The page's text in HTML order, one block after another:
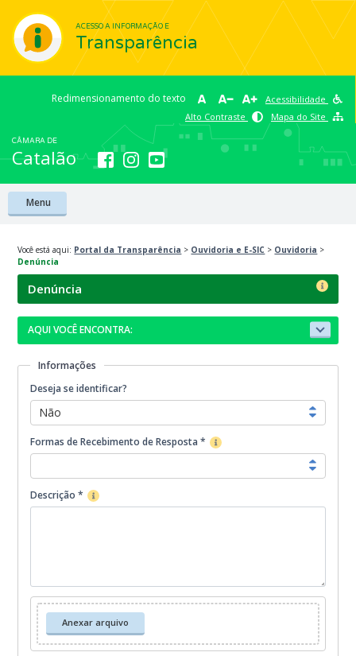
ACESSO A INFORMAÇÃO E
Transparência
Redimensionamento do texto
Acessibilidade
Alto Contraste
Mapa do Site
CÂMARA DE
Catalão
Menu
Você está aqui: Portal da Transparência > Ouvidoria e E-SIC > Ouvidoria >
Denúncia
Denúncia
AQUI VOCÊ ENCONTRA:
Denúncia
Informações
Deseja se identificar?
Não
Formas de Recebimento de Resposta *
Descrição *
Anexar arquivo